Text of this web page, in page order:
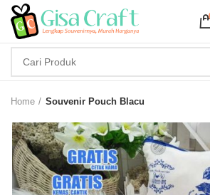
Home Souvenir Pouch Blacu